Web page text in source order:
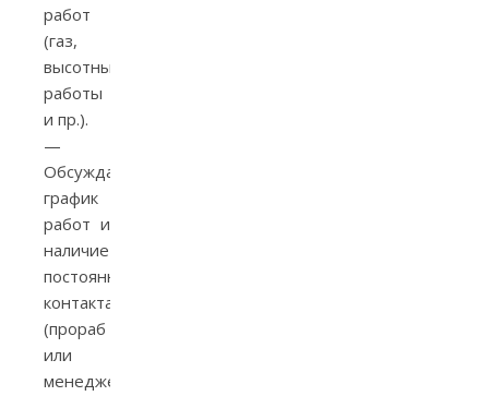
работ
(газ,
высотные
работы
и пр.).
—
Обсуждайте
график
работ и
наличие
постоянного
контакта
(прораб
или
менеджер).